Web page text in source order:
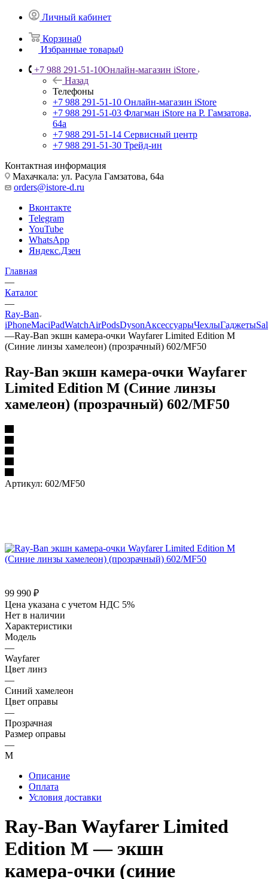
Личный кабинет
Корзина0
Избранные товары0
+7 988 291-51-10Онлайн-магазин iStore
Назад
Телефоны
+7 988 291-51-10 Онлайн-магазин iStore
+7 988 291-51-03 Флагман iStore на Р. Гамзатова,
64а
+7 988 291-51-14 Сервисный центр
+7 988 291-51-30 Трейд-ин
Контактная информация
Махачкала: ул. Расула Гамзатова, 64а
orders@istore-d.ru
Вконтакте
Telegram
YouTube
WhatsApp
Яндекс.Дзен
Главная
—
Каталог
—
Ray-Ban
iPhoneMaciPadWatchAirPodsDysonАксессуарыЧехлыГаджеты
—Ray-Ban экшн камера-очки Wayfarer Limited Edition M
(Синие линзы хамелеон) (прозрачный) 602/MF50
Ray-Ban экшн камера-очки Wayfarer
Limited Edition M (Синие линзы
хамелеон) (прозрачный) 602/MF50
Артикул: 602/MF50
99 990 ₽
Цена указана с учетом НДС 5%
Нет в наличии
Характеристики
Модель
—
Wayfarer
Цвет линз
—
Синий хамелеон
Цвет оправы
—
Прозрачная
Размер оправы
—
M
Описание
Оплата
Условия доставки
Ray‑Ban Wayfarer Limited
Edition M — экшн
камера‑очки (синие